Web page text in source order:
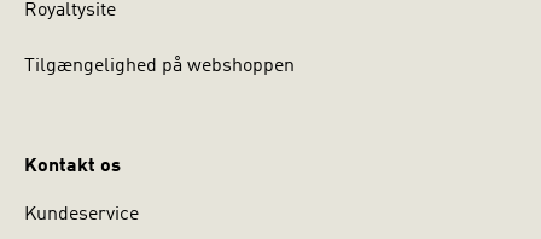
Royaltysite
Tilgængelighed på webshoppen
Kontakt os
Kundeservice